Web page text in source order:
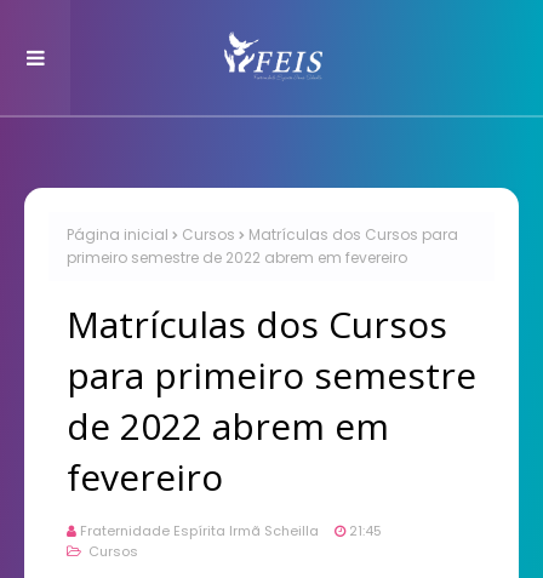
Página inicial Cursos
Matrículas dos Cursos para
primeiro semestre de 2022 abrem em fevereiro
Matrículas dos Cursos
para primeiro semestre
de 2022 abrem em
fevereiro
Fraternidade Espírita Irmã Scheilla
21:45
Cursos